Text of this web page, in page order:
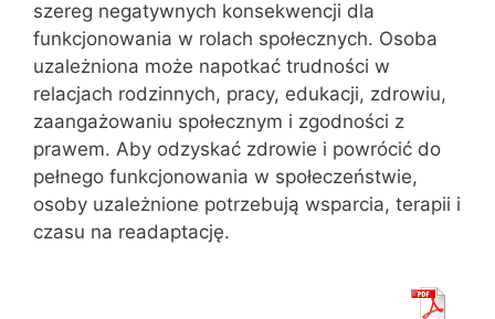
szereg negatywnych konsekwencji dla
funkcjonowania w rolach społecznych. Osoba
uzależniona może napotkać trudności w
relacjach rodzinnych, pracy, edukacji, zdrowiu,
zaangażowaniu społecznym i zgodności z
prawem. Aby odzyskać zdrowie i powrócić do
pełnego funkcjonowania w społeczeństwie,
osoby uzależnione potrzebują wsparcia, terapii i
czasu na readaptację.